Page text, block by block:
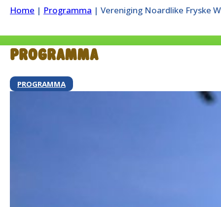
Home | Programma | Vereniging Noardlike Fryske
Programma
PROGRAMMA